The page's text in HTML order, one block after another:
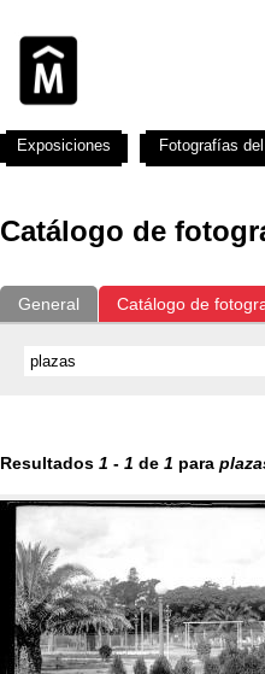
Catálogo de
General Catálogo de
Resultados 1 - 1 de 1 para
Exposiciones Fotografías